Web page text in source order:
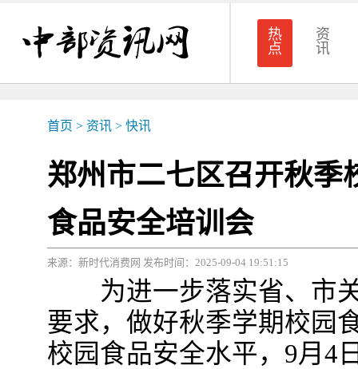
热
点
资
讯
首页 > 资讯 > 快讯
郑州市二七区召开秋季
食品安全培训会
来源：新时代消费网 发布时间：2025-09-04 19:51:15
为进一步落实省、市关
要求，做好秋季学期校园
校园食品安全水平，9月4